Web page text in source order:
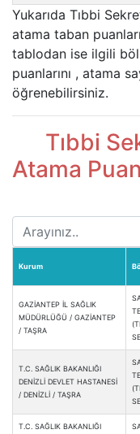
Yukarıda Tıbbi
atama taban
tablodan ise ilgili
puanlarını , atama
öğrenebilirsiniz.
Tıbbi
Atama
Kurum
GAZİANTEP İL SAĞLIK
MÜDÜRLÜĞÜ / GAZİANTEP
/ TAŞRA
T.C. SAĞLIK BAKANLIĞI
DENİZLİ DEVLET HASTANESİ
/ DENİZLİ / TAŞRA
T.C. SAĞLIK BAKANLIĞI